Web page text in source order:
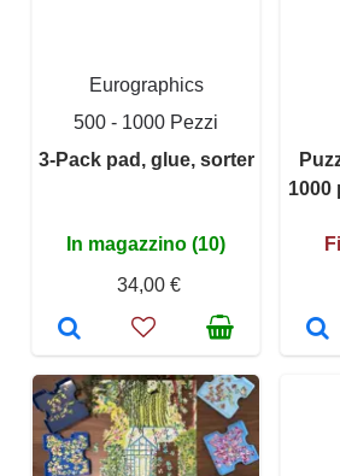
Eurographics
500 - 1000 Pezzi
3-Pack pad, glue, sorter
In magazzino (10)
34,00 €
1000